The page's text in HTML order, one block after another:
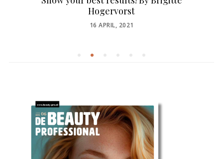
Hogervorst
POSTED
16 APRIL, 2021